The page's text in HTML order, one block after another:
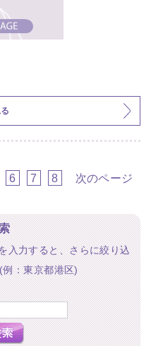
6 7 8 次のページ
入力すると、さらに絞り込
：東京都港区)